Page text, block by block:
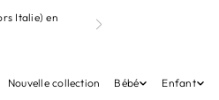
Italie) en
Nouvelle collection Bébé Enfant